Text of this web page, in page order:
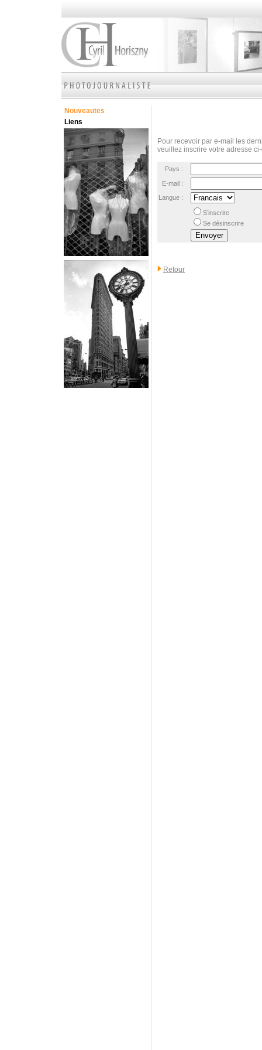
Nouveautes
Liens
Pour recevoir par e-mail les
veuillez inscrire votre adresse
Pays :
E-mail :
Langue :
S’inscrire
Se désinscrire
Retour